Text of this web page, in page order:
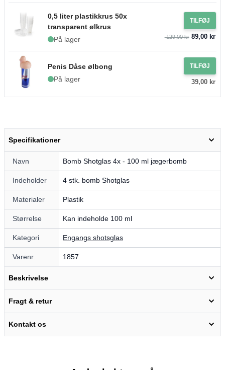
0,5 liter plastikkrus 50x
transparent ølkrus
På lager
TILFØJ
129,00 kr89,00 kr
Penis Dåse ølbong
På lager
TILFØJ
39,00 kr
Specifikationer
Navn Bomb Shotglas 4x - 100 ml jægerbomb
Indeholder 4 stk. bomb Shotglas
Materialer Plastik
Størrelse Kan indeholde 100 ml
Kategori Engangs shotsglas
Varenr. 1857
Beskrivelse
Fragt & retur
Kontakt os